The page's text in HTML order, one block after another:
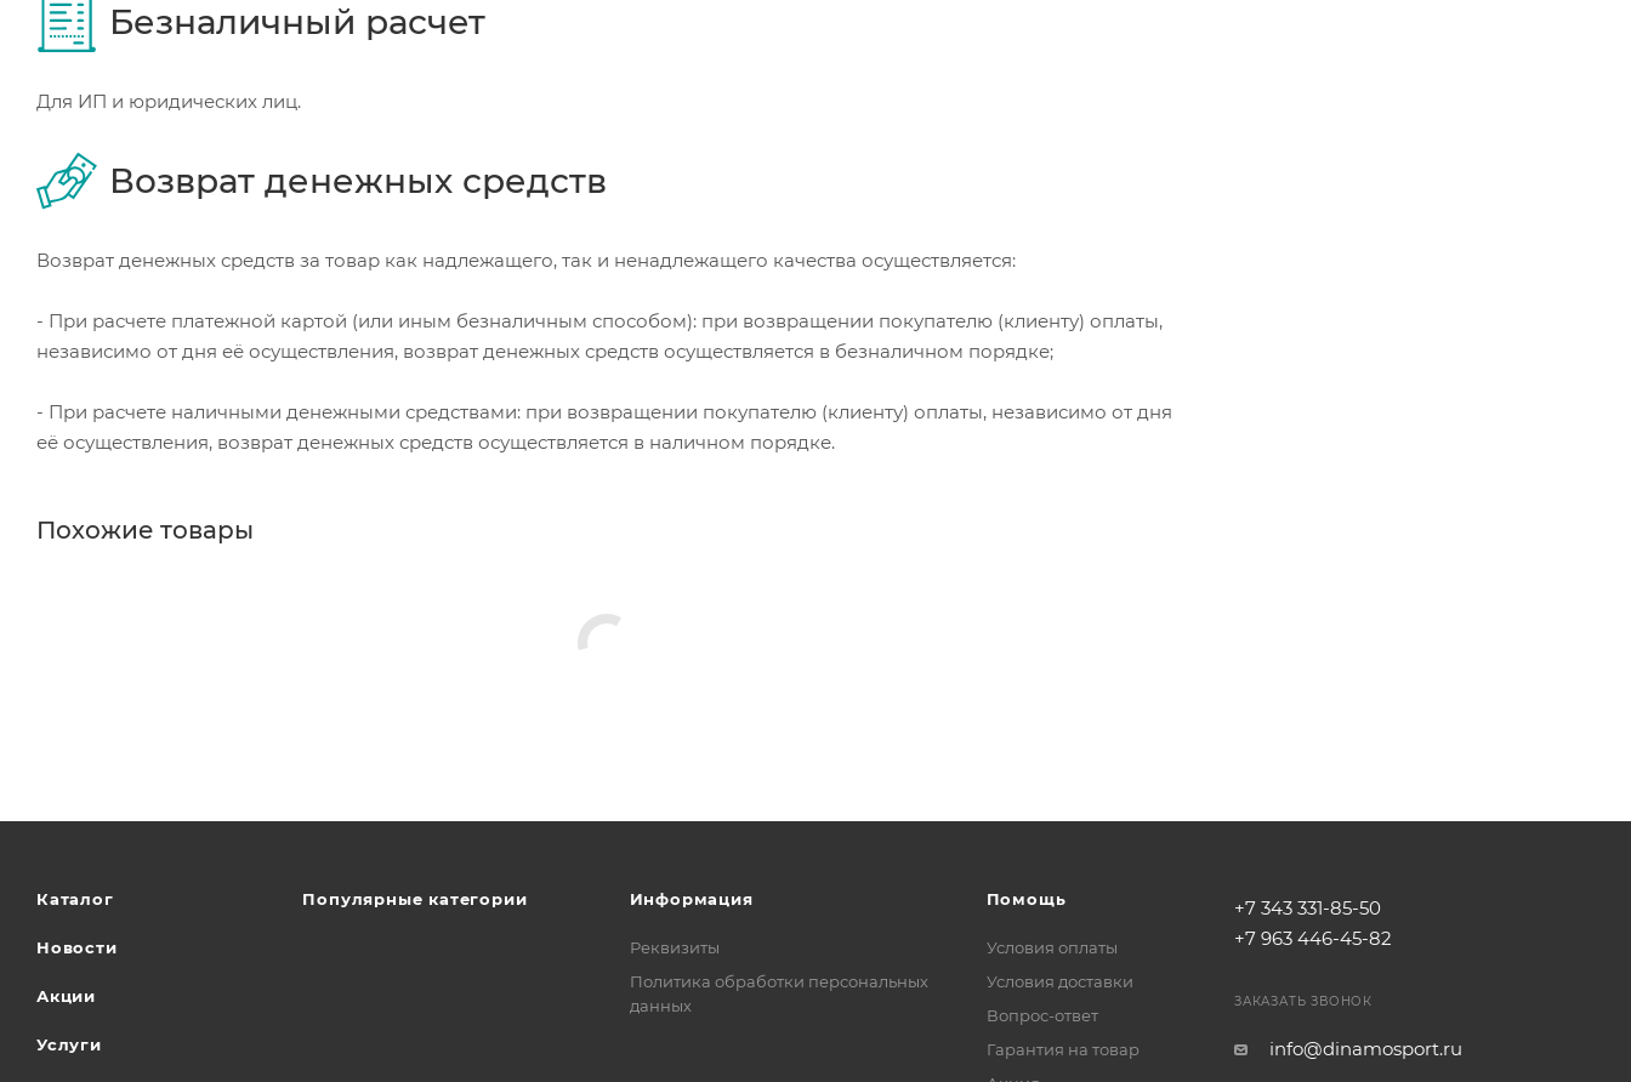
Безналичный расчет
Для ИП и юридических лиц.
Возврат денежных средств
Возврат денежных средств за товар как надлежащего, так и ненадлежащего качества осуществляется:
- При расчете платежной картой (или иным безналичным способом): при возвращении покупателю (клиенту) оплаты,
независимо от дня её осуществления, возврат денежных средств осуществляется в безналичном порядке;
- При расчете наличными денежными средствами: при возвращении покупателю (клиенту) оплаты, независимо от дня
её осуществления, возврат денежных средств осуществляется в наличном порядке.
Похожие товары
Каталог
Новости
Акции
Услуги
Популярные категории Информация
Реквизиты
Политика обработки персональных
данных
Помощь
Условия оплаты
Условия доставки
Вопрос-ответ
Гарантия на товар
+7 343 331-85-50
+7 963 446-45-82
ЗАКАЗАТЬ ЗВОНОК
info@dinamosport.ru